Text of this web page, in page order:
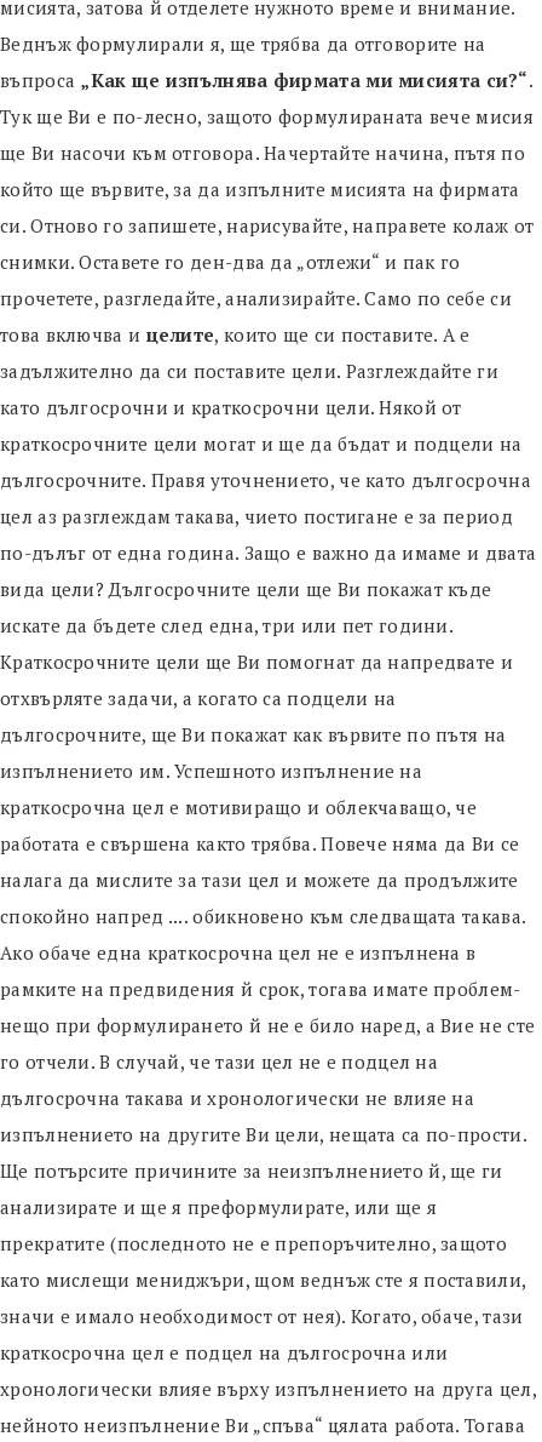
мисията, затова й отделете нужното време и внимание.
Веднъж формулирали я, ще трябва да отговорите на
въпроса „Как ще изпълнява фирмата ми мисията си?“.
Тук ще Ви е по-лесно, защото формулираната вече мисия
ще Ви насочи към отговора. Начертайте начина, пътя по
който ще вървите, за да изпълните мисията на фирмата
си. Отново го запишете, нарисувайте, направете колаж от
снимки. Оставете го ден-два да „отлежи“ и пак го
прочетете, разгледайте, анализирайте. Само по себе си
това включва и целите, които ще си поставите. А е
задължително да си поставите цели. Разглеждайте ги
като дългосрочни и краткосрочни цели. Някой от
краткосрочните цели могат и ще да бъдат и подцели на
дългосрочните. Правя уточнението, че като дългосрочна
цел аз разглеждам такава, чието постигане е за период
по-дълъг от една година. Защо е важно да имаме и двата
вида цели? Дългосрочните цели ще Ви покажат къде
искате да бъдете след една, три или пет години.
Краткосрочните цели ще Ви помогнат да напредвате и
отхвърляте задачи, а когато са подцели на
дългосрочните, ще Ви покажат как вървите по пътя на
изпълнението им. Успешното изпълнение на
краткосрочна цел е мотивиращо и облекчаващо, че
работата е свършена както трябва. Повече няма да Ви се
налага да мислите за тази цел и можете да продължите
спокойно напред .... обикновено към следващата такава.
Ако обаче една краткосрочна цел не е изпълнена в
рамките на предвидения й срок, тогава имате проблем-
нещо при формулирането й не е било наред, а Вие не сте
го отчели. В случай, че тази цел не е подцел на
дългосрочна такава и хронологически не влияе на
изпълнението на другите Ви цели, нещата са по-прости.
Ще потърсите причините за неизпълнението й, ще ги
анализирате и ще я преформулирате, или ще я
прекратите (последното не е препоръчително, защото
като мислещи мениджъри, щом веднъж сте я поставили,
значи е имало необходимост от нея). Когато, обаче, тази
краткосрочна цел е подцел на дългосрочна или
хронологически влияе върху изпълнението на друга цел,
нейното неизпълнение Ви „спъва“ цялата работа. Тогава